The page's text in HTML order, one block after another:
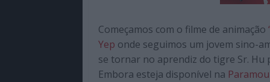
Começamos com o filme de animação
Yep onde seguimos um jovem sino-
se tornar no aprendiz do tigre Sr. Hu
Embora esteja disponível na